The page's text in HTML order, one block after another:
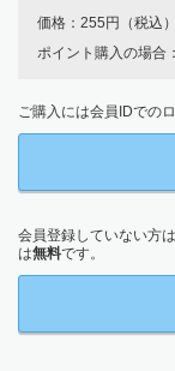
価格：255円（税込）
ポイント購入の場合
ご購入には会員IDでの
会員登録していない方
は無料です。